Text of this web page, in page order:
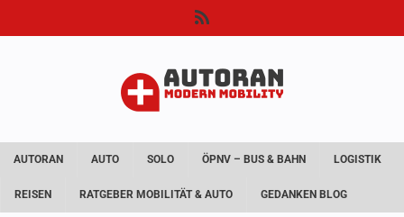
AUTORAN AUTO SOLO ÖPNV – BUS & BAHN LOGISTIK
REISEN RATGEBER MOBILITÄT & AUTO GEDANKEN BLOG